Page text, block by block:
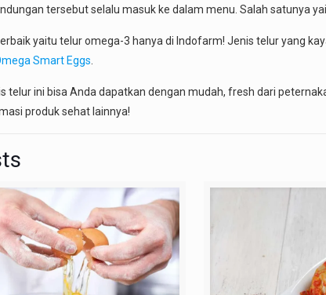
tersebut selalu masuk ke dalam menu. Salah satunya
yaitu telur omega-3 hanya di Indofarm! Jenis telur yang
Smart Eggs.
telur ini bisa Anda dapatkan dengan mudah, fresh dari
produk sehat lainnya!